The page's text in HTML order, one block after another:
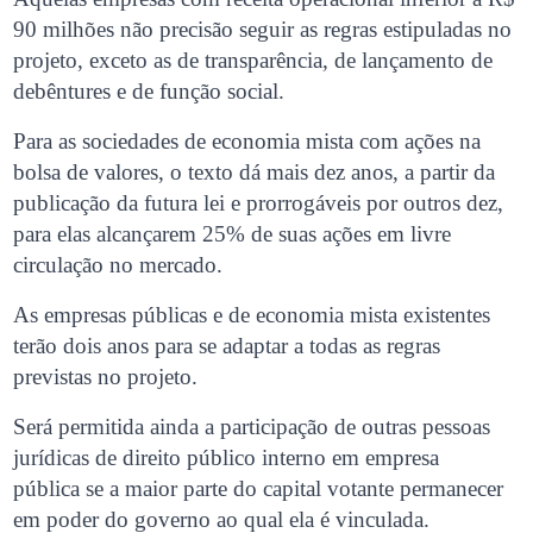
90 milhões não precisão seguir as regras estipuladas no
projeto, exceto as de transparência, de lançamento de
debêntures e de função social.
Para as sociedades de economia mista com ações na
bolsa de valores, o texto dá mais dez anos, a partir da
publicação da futura lei e prorrogáveis por outros dez,
para elas alcançarem 25% de suas ações em livre
circulação no mercado.
As empresas públicas e de economia mista existentes
terão dois anos para se adaptar a todas as regras
previstas no projeto.
Será permitida ainda a participação de outras pessoas
jurídicas de direito público interno em empresa
pública se a maior parte do capital votante permanecer
em poder do governo ao qual ela é vinculada.